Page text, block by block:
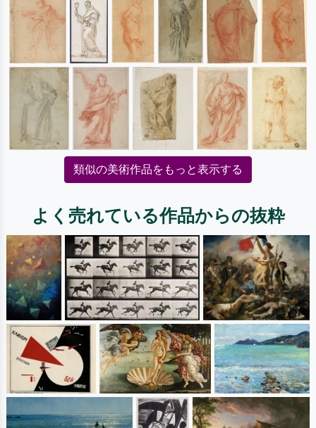
類似の美術作品をもっと表示する
よく売れている作品からの抜粋